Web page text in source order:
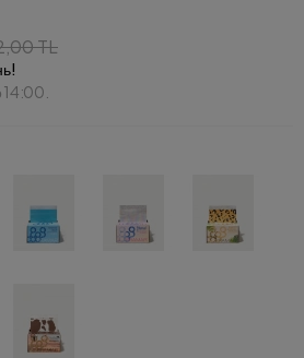
TL
14:00.